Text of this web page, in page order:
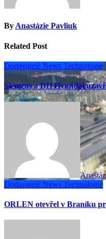
ByAnastázie Pavliuk
Related Post
Dodavatelé News Technologie
Siemens a DH Hyundai
Dodavatelé News Technologie
ORLEN otevřel v Braníku